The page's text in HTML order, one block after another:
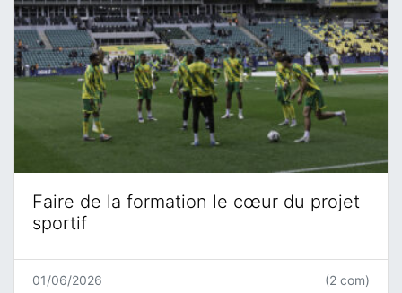
Faire de la formation le cœur du projet
sportif
01/06/2026
(2 com)